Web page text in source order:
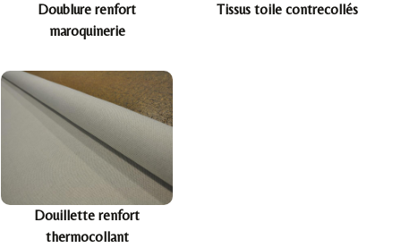
Doublure renfort
maroquinerie
Tissus toile contrecollés
Douillette renfort
thermocollant